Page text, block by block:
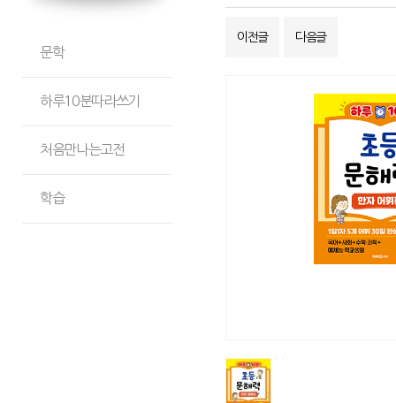
문학
하루10분따라쓰기
처음만나는고전
학습
이전글 다음글